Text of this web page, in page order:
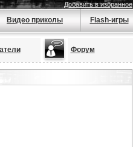
Добавить в избранное
Видео приколы Flash-игры
Форум